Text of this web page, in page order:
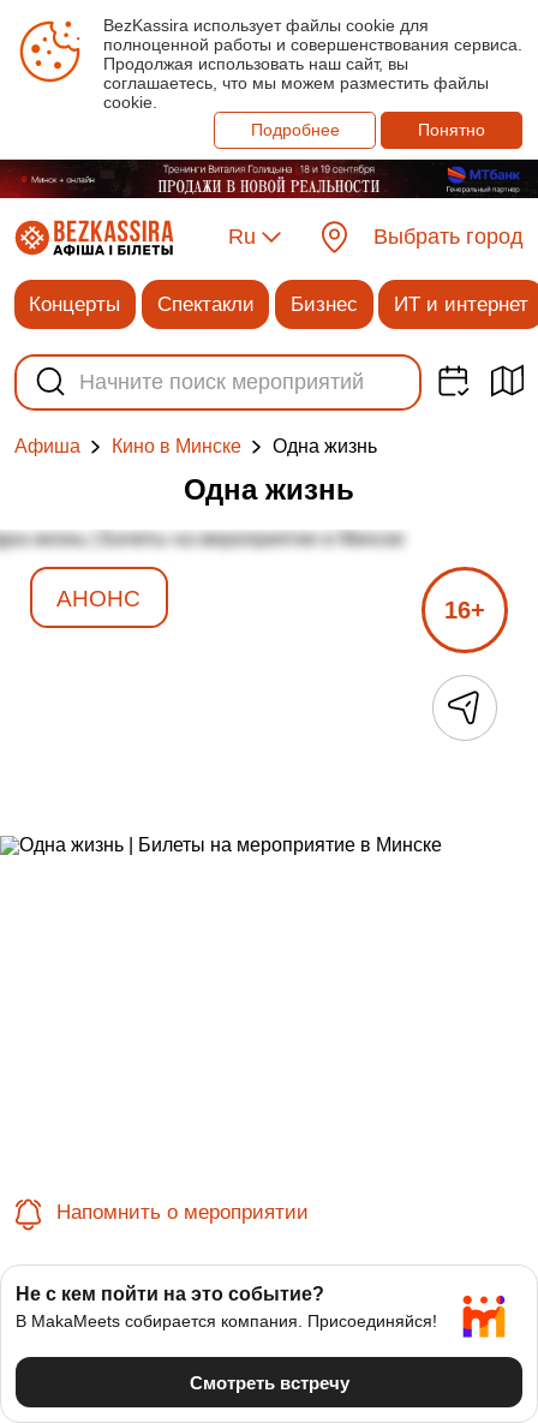
BezKassira использует файлы cookie для
полноценной работы и совершенствования сервиса.
Продолжая использовать наш сайт, вы
соглашаетесь, что мы можем разместить файлы
cookie.
Подробнее
Понятно
Ru Выбрать город
Концерты Спектакли Бизнес ИТ и интернет
Афиша Кино в Минске Одна жизнь
Одна жизнь
АНОНС 16+
Напомнить о мероприятии